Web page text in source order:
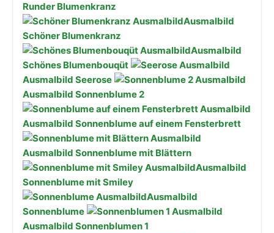
Runder Blumenkranz
Ausmalbild
Schöner Blumenkranz
Ausmalbild
Schönes Blumenbouqüt
Ausmalbild Seerose
Ausmalbild Sonnenblume 2
Ausmalbild Sonnenblume auf einem Fensterbrett
Ausmalbild Sonnenblume mit Blättern
Ausmalbild
Sonnenblume mit Smiley
Ausmalbild
Sonnenblume
Ausmalbild Sonnenblumen 1